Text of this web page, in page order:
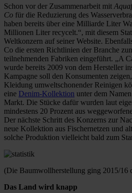
Schon vor der Zusammenarbeit mit
Co für die Reduzierung des
haben bereits über eine Milliarde Liter
Millionen Liter recycelt.“, mit diesem
Weltkonzern auf seiner Website.
Co die ersten Richtlinien der Branche
teilnehmenden Fabriken eingeführt. „A
wurde bereits 2009 von dem Hersteller
Kampagne soll den Konsumenten
Kleidung umweltschonender Reinigen
eine Denim-Kollektion unter dem Namen
Markt. Die Stücke dafür wurden laut
mindestens 20 Prozent aus
Der nächste Schritt des Konzerns zur
neue Kollektion aus Fischernetzen und
solche Produktion vielleicht bald zum
(Die Baumwollherstellung ging 2015/16
Das Land wird knapp